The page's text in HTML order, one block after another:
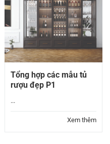
Tổng hợp các mẫu tủ
rượu đẹp P1
...
Xem thêm